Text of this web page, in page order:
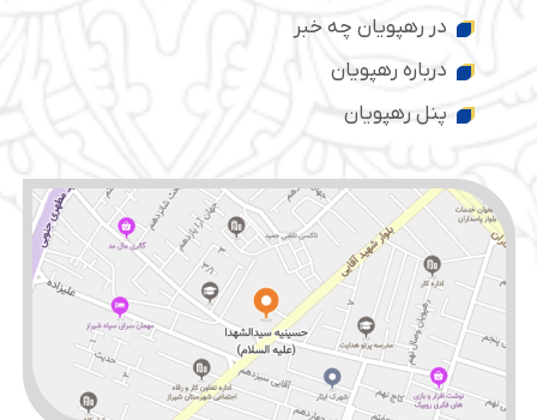
در رهپویان چه خبر
درباره رهپویان
پنل رهپویان